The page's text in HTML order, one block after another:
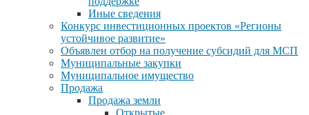
Иные сведения
Конкурс инвестиционных проектов «Регионы
устойчивое развитие»
Объявлен отбор на получение субсидий для МСП
Муниципальные закупки
Муниципальное имущество
Продажа
Продажа земли